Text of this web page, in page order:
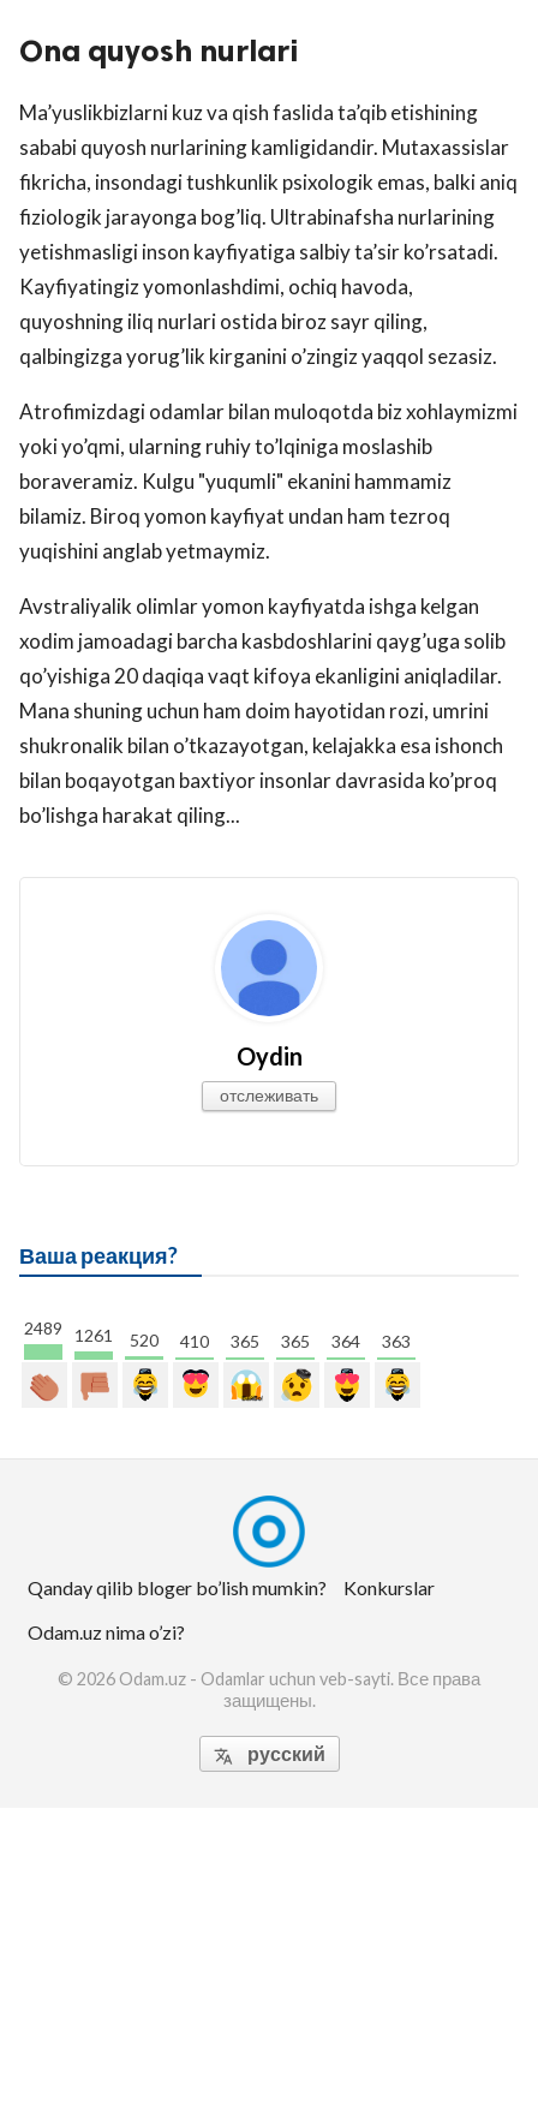
Ona quyosh nurlari
Ma’yuslikbizlarni kuz va qish faslida ta’qib etishining
sababi quyosh nurlarining kamligidandir. Mutaxassislar
fikricha, insondagi tushkunlik psixologik emas, balki aniq
fiziologik jarayonga bog’liq. Ultrabinafsha nurlarining
yetishmasligi inson kayfiyatiga salbiy ta’sir ko’rsatadi.
Kayfiyatingiz yomonlashdimi, ochiq havoda,
quyoshning iliq nurlari ostida biroz sayr qiling,
qalbingizga yorug’lik kirganini o’zingiz yaqqol sezasiz.
Atrofimizdagi odamlar bilan muloqotda biz xohlaymizmi
yoki yo’qmi, ularning ruhiy to’lqiniga moslashib
boraveramiz. Kulgu "yuqumli" ekanini hammamiz
bilamiz. Biroq yomon kayfiyat undan ham tezroq
yuqishini anglab yetmaymiz.
Avstraliyalik olimlar yomon kayfiyatda ishga kelgan
xodim jamoadagi barcha kasbdoshlarini qayg’uga solib
qo’yishiga 20 daqiqa vaqt kifoya ekanligini aniqladilar.
Mana shuning uchun ham doim hayotidan rozi, umrini
shukronalik bilan o’tkazayotgan, kelajakka esa ishonch
bilan boqayotgan baxtiyor insonlar davrasida ko’proq
bo’lishga harakat qiling...
Oydin
отслеживать
Ваша реакция?
2489 1261 520 410 365 365 364 363
Qanday qilib bloger bo’lish mumkin?
Konkurslar
Odam.uz nima o’zi?
© 2026 Odam.uz - Odamlar uchun veb-sayti. Все права
защищены.
 русский